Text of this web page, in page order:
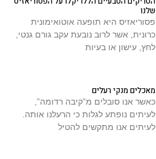
שלנו
פסוריאזיס היא תופעה אוטואימונית
כרונית, אשר לרוב נובעת עקב גורם גנטי,
לחץ, עישון או בעיות
מאכלים מנקי רעלים
כאשר אנו סובלים מ”קיבה רדומה”,
לעיתים נופתע לגלות כי הרעלנו אותה.
לעיתים אנו מתקשים להטיל